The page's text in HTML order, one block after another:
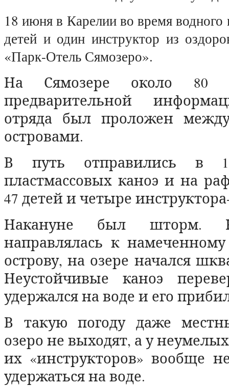
18 июня в Карелии во время водного
детей и один инструктор из
«Парк-Отель Сямозеро».
На Сямозере около 80
предварительной
отряда был проложен
островами.
В путь отправились в
пластмассовых каноэ и на
47 детей и четыре
Накануне был шторм.
направлялась к
острову, на озере начался
Неустойчивые каноэ
удержался на воде и его
В такую погоду даже
озеро не выходят, а у
их «инструкторов» вообще
удержаться на воде.